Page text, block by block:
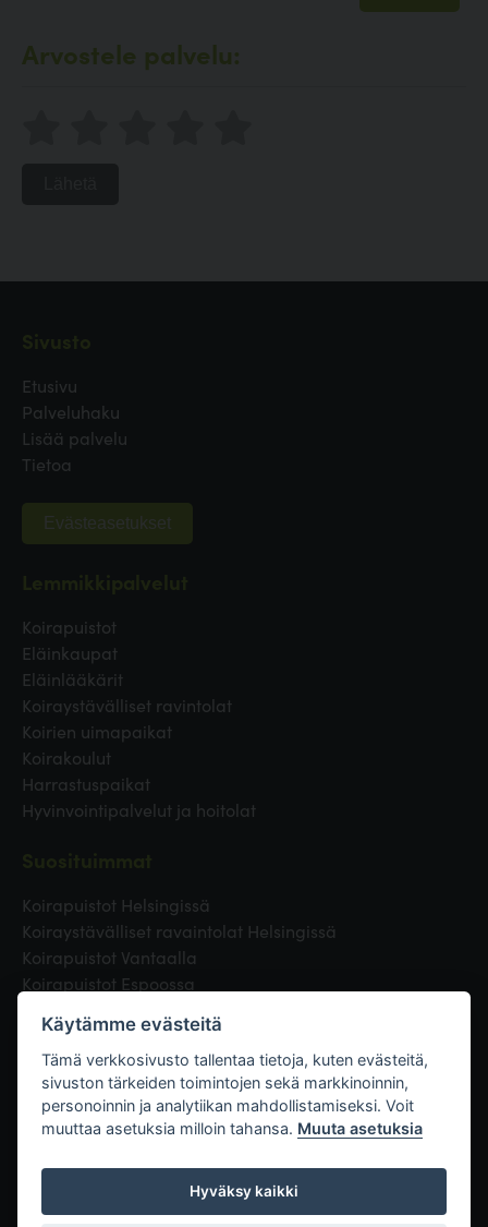
Arvostele palvelu:
Etusivu
Palveluhaku
Lisää palvelu
Tietoa
Evästeasetukset
Koirapuistot
Eläinkaupat
Eläinlääkärit
Koiraystävälliset ravintolat
Koirien uimapaikat
Koirakoulut
Harrastuspaikat
Hyvinvointipalvelut ja hoitolat
Koirapuistot Helsingissä
Koiraystävälliset ravaintolat Helsingissä
Koirapuistot Vantaalla
Koirapuistot Espoossa
Eläinlääkäri Helsingissä
Koirapuistot Tampereella
Linkit
Käytämme evästeitä
Tämä verkkosivusto tallentaa tietoja, kuten evästeitä,
sivuston tärkeiden toimintojen sekä markkinoinnin,
personoinnin ja analytiikan mahdollistamiseksi. Voit
muuttaa asetuksia milloin tahansa. Muuta asetuksia
Hyväksy kaikki